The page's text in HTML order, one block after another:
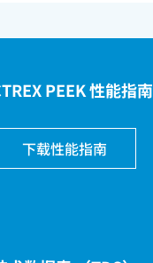
PEEK 性能指南
下载性能指南